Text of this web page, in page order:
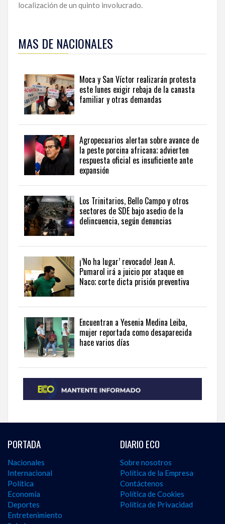
localización de un quinto involucrado.
esta
información
seguir
actualidad
del
país
desde
una
perspectiva
internacional,
visite
the
latest
news
from
the
Dominican
MAS DE NACIONALES
Moca y San Víctor realizarán protesta
este lunes exigir rebaja de la canasta
familiar y otras demandas
Agropecuarios alertan sobre avance de
la peste porcina africana; advierten
respuesta oficial es insuficiente ante
expansión
Los Trinitarios, Bello Campo y otros
sectores de SDE bajo asedio de la
delincuencia, según denuncias
¡’No ha lugar’ revocado! Jean A.
Pumarol irá a juicio por ataque en
Naco; corte dicta prisión preventiva
Encuentran a Yesenia Medina Leiba,
mujer reportada como desaparecida
hace varios días
PORTADA
Nacionales
Internacional
Política
Economía
Deportes
Entretenimiento
DIARIO ECO
Sobre nosotros
Política de la Empresa
Contáctenos
Política de Cookies
Política de Privacidad